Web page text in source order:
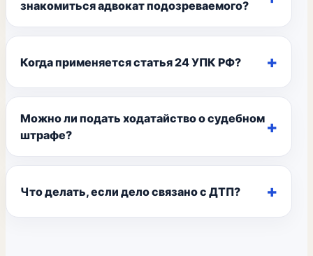
знакомиться адвокат подозреваемого?
Когда применяется статья 24 УПК РФ?
Можно ли подать ходатайство о судебном
штрафе?
Что делать, если дело связано с ДТП?